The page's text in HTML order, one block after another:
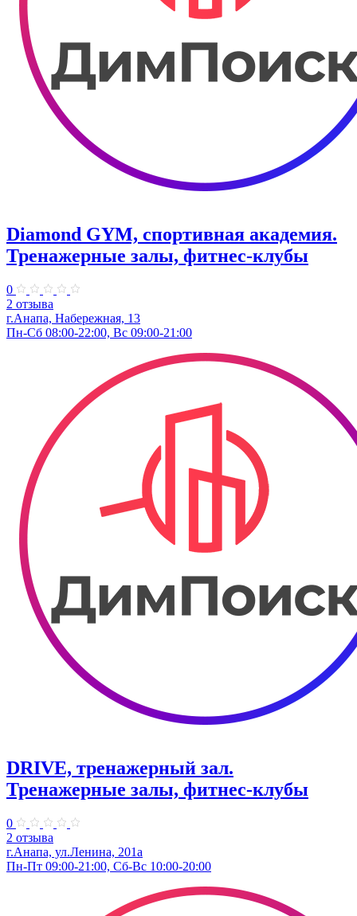
Diamond GYM, спортивная академия.
Тренажерные залы, фитнес-клубы
0
2 отзыва
г.Анапа, Набережная, 13
Пн-Сб 08:00-22:00, Вс 09:00-21:00
DRIVE, тренажерный зал.
Тренажерные залы, фитнес-клубы
0
2 отзыва
г.Анапа, ул.Ленина, 201а
Пн-Пт 09:00-21:00, Сб-Вс 10:00-20:00